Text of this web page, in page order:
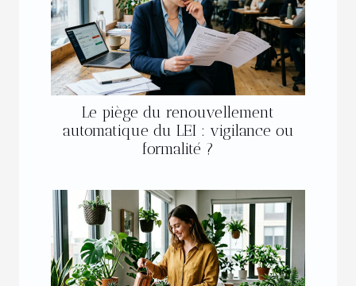
Le piège du renouvellement
automatique du LEI : vigilance ou
formalité ?